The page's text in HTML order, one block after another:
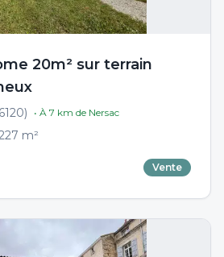
20m² sur terrain
) • À 7 km de Nersac
m²
Vente